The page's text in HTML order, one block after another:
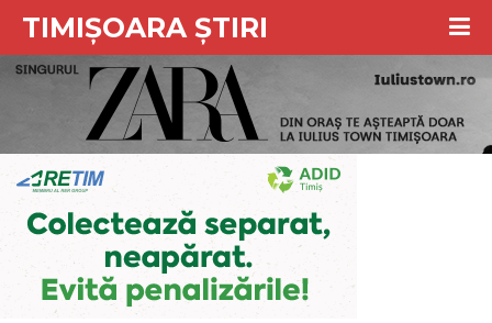
TIMIȘOARA ȘTIRI